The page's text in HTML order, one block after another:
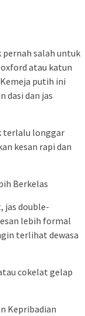
salah untuk
atau katun
putih ini
dasi dan jas
terlalu longgar
kesan rapi dan
Berkelas
jas double-
lebih formal
terlihat dewasa
cokelat gelap
Kepribadian